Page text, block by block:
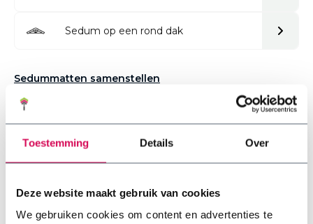
Toestemming Details Over
Deze website maakt gebruik van cookies
We gebruiken cookies om content en advertenties te
Sedum op een rond dak
Sedummatten samenstellen
Waarom een sedumdak op een plat dak?